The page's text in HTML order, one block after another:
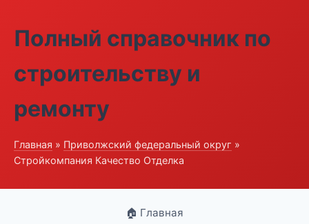
Полный справочник по
строительству и
ремонту
Главная » Приволжский федеральный округ »
Стройкомпания Качество Отделка
🏠 Главная